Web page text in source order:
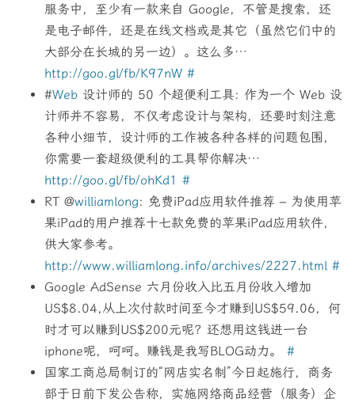
服务中，至少有一款来自 Google，不管是搜索，还
是电子邮件，还是在线文档或是其它（虽然它们中的
大部分在长城的另一边）。这么多…
http://goo.gl/fb/K97nW #
#Web 设计师的 50 个超便利工具: 作为一个 Web 设
计师并不容易，不仅考虑设计与架构，还要时刻注意
各种小细节，设计师的工作被各种各样的问题包围，
你需要一套超级便利的工具帮你解决…
http://goo.gl/fb/ohKd1 #
RT @williamlong: 免费iPad应用软件推荐 – 为使用苹
果iPad的用户推荐十七款免费的苹果iPad应用软件，
供大家参考。
http://www.williamlong.info/archives/2227.html #
Google AdSense 六月份收入比五月份收入增加
US$8.04,从上次付款时间至今才赚到US$59.06，何
时才可以赚到US$200元呢？还想用这钱进一台
iphone呢，呵呵。赚钱是我写BLOG动力。#
国家工商总局制订的“网店实名制”今日起施行，商务
部于日前下发公告称，实施网络商品经营（服务）企